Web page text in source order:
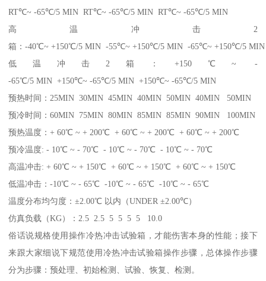
RT℃~ -65℃/5 MIN RT℃~ -65℃/5 MIN RT℃~ -65℃/5 MIN
高温冲击2
箱：-40℃~ +150℃/5 MIN -55℃~ +150℃/5 MIN -65℃~ +150℃/5 MIN
低温冲击2箱：+150℃~ -
-65℃/5 MIN +150℃~ -65℃/5 MIN +150℃~ -65℃/5 MIN
预热时间：25MIN 30MIN 45MIN 40MIN 50MIN 40MIN 50MIN
预冷时间：60MIN 75MIN 80MIN 85MIN 85MIN 90MIN 100MIN
预热温度：+ 60℃ ~ + 200℃ + 60℃ ~ + 200℃ + 60℃ ~ + 200℃
预冷温度: - 10℃ ~ - 70℃ - 10℃ ~ - 70℃ - 10℃ ~ - 70℃
高温冲击: + 60℃ ~ + 150℃ + 60℃ ~ + 150℃ + 60℃ ~ + 150℃
低温冲击：-10℃ ~ - 65℃ -10℃ ~ - 65℃ -10℃ ~ - 65℃
温度分布均匀度：±2.00℃ 以内（UNDER ±2.00℃）
仿真负载（KG）：2.5 2.5 5 5 5 5 10.0
俗话说规格使用操作冷热冲击试验箱，才能伤害本身的性能；接下
来跟大家细说下规范使用冷热冲击试验箱操作步骤，总体操作步骤
分为步骤：预处理、初始检测、试验、恢复、检测。